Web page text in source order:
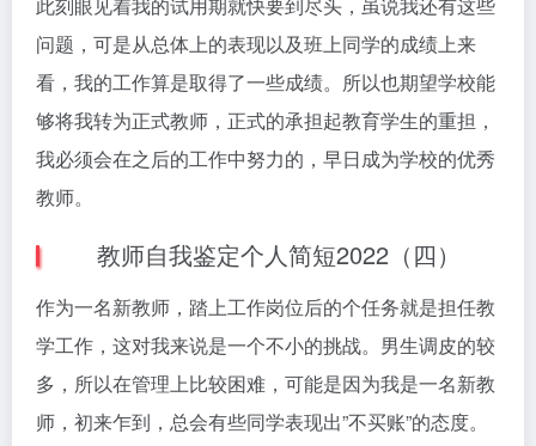
此刻眼见着我的试用期就快要到尽头，虽说我还有这些
问题，可是从总体上的表现以及班上同学的成绩上来
看，我的工作算是取得了一些成绩。所以也期望学校能
够将我转为正式教师，正式的承担起教育学生的重担，
我必须会在之后的工作中努力的，早日成为学校的优秀
教师。
教师自我鉴定个人简短2022（四）
作为一名新教师，踏上工作岗位后的个任务就是担任教
学工作，这对我来说是一个不小的挑战。男生调皮的较
多，所以在管理上比较困难，可能是因为我是一名新教
师，初来乍到，总会有些同学表现出”不买账”的态度。